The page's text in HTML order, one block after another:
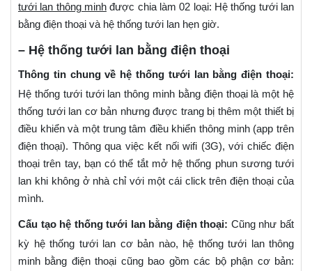
tưới lan thông minh được chia làm 02 loại: Hệ thống tưới lan
bằng điện thoại và hệ thống tưới lan hẹn giờ.
– Hệ thống tưới lan bằng điện thoại
Thông tin chung về hệ thống tưới lan bằng điện thoại:
Hệ thống tưới tưới lan thông minh bằng điện thoại là một hệ
thống tưới lan cơ bản nhưng được trang bị thêm một thiết bị
điều khiển và một trung tâm điều khiển thông minh (app trên
điện thoại). Thông qua việc kết nối wifi (3G), với chiếc điện
thoại trên tay, bạn có thể tắt mở hệ thống phun sương tưới
lan khi không ở nhà chỉ với một cái click trên điện thoại của
mình.
Cấu tạo hệ thống tưới lan bằng điện thoại: Cũng như bất
kỳ hệ thống tưới lan cơ bản nào, hệ thống tưới lan thông
minh bằng điện thoại cũng bao gồm các bộ phận cơ bản: